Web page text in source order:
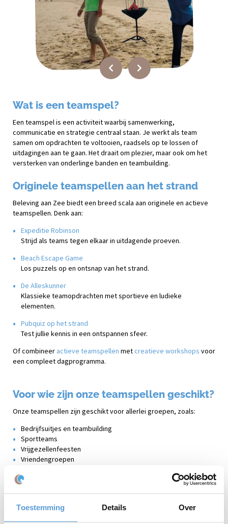
Toestemming Details Over
Wat is een teamspel?
Een teamspel is een activiteit waarbij samenwerking,
communicatie en strategie centraal staan. Je werkt als team
samen om opdrachten te voltooien, raadsels op te lossen of
uitdagingen aan te gaan. Het draait om plezier, maar ook om het
versterken van onderlinge banden en teambuilding.
Originele teamspellen aan het strand
Beleving aan Zee biedt een breed scala aan originele en actieve
teamspellen. Denk aan:
Expeditie Robinson
Strijd als teams tegen elkaar in uitdagende proeven.
Beach Escape Game
Los puzzels op en ontsnap van het strand.
De Alleskunner
Klassieke teamopdrachten met sportieve en ludieke
elementen.
Pubquiz op het strand
Test jullie kennis in een ontspannen sfeer.
Of combineer actieve teamspellen metcreatieve workshops voor
een compleet dagprogramma.
Voor wie zijn onze teamspellen geschikt?
Onze teamspellen zijn geschikt voor allerlei groepen, zoals:
Bedrijfsuitjes en teambuilding
Sportteams
Vrijgezellenfeesten
Vriendengroepen
Jubilea of zomerfeesten
200 personen, wij zorgen voor een teamspel op maat.